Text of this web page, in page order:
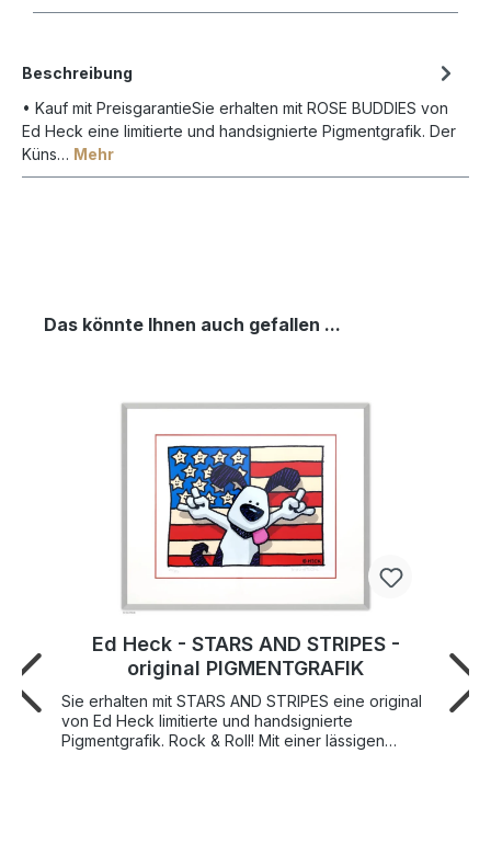
Beschreibung
• Kauf mit PreisgarantieSie erhalten mit ROSE BUDDIES von
Ed Heck eine limitierte und handsignierte Pigmentgrafik. Der
Küns… Mehr
Das könnte Ihnen auch gefallen ...
Ed Heck - STARS AND STRIPES -
original PIGMENTGRAFIK
Sie erhalten mit STARS AND STRIPES eine original
von Ed Heck limitierte und handsignierte
Pigmentgrafik. Rock & Roll! Mit einer lässigen